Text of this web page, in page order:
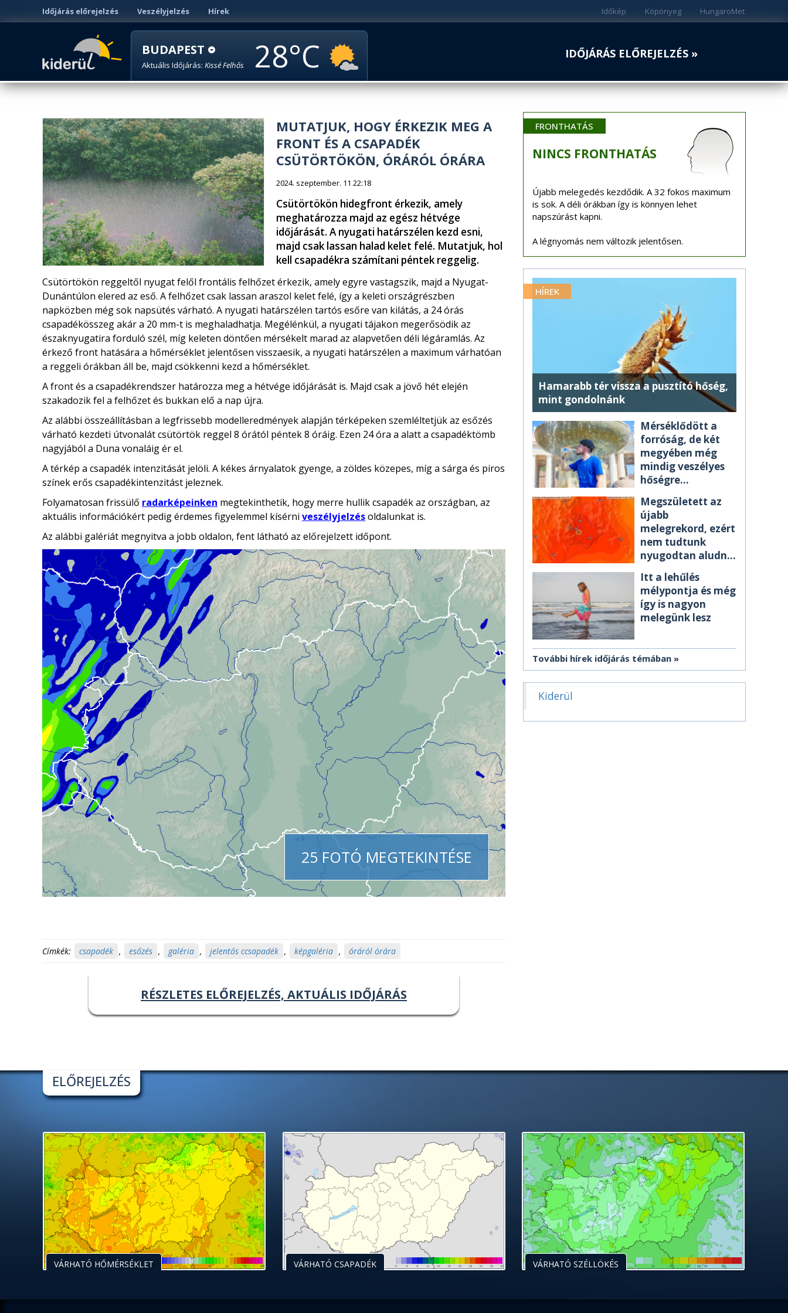
Időjárás előrejelzés Veszélyjelzés Hírek HungaroMet
Köpönyeg
Időkép
BUDAPEST
Aktuális Időjárás: Kissé Felhős 28 IDŐJÁRÁS ELŐREJELZÉS »
MUTATJUK, HOGY ÉRKEZIK MEG A
FRONT ÉS A CSAPADÉK
CSÜTÖRTÖKÖN, ÓRÁRÓL ÓRÁRA
2024. szeptember. 11 22:18
Csütörtökön hidegfront érkezik, amely
meghatározza majd az egész hétvége
időjárását. A nyugati határszélen kezd esni,
majd csak lassan halad kelet felé. Mutatjuk, hol
kell csapadékra számítani péntek reggelig.
Csütörtökön reggeltől nyugat felől frontális felhőzet érkezik, amely egyre vastagszik, majd a Nyugat-
Dunántúlon elered az eső. A felhőzet csak lassan araszol kelet felé, így a keleti országrészben
napközben még sok napsütés várható. A nyugati határszélen tartós esőre van kilátás, a 24 órás
csapadékösszeg akár a 20 mm-t is meghaladhatja. Megélénkül, a nyugati tájakon megerősödik az
északnyugatira forduló szél, míg keleten döntően mérsékelt marad az alapvetően déli légáramlás. Az
érkező front hatására a hőmérséklet jelentősen visszaesik, a nyugati határszélen a maximum várhatóan
a reggeli órákban áll be, majd csökkenni kezd a hőmérséklet.
A front és a csapadékrendszer határozza meg a hétvége időjárását is. Majd csak a jövő hét elején
szakadozik fel a felhőzet és bukkan elő a nap újra.
Az alábbi összeállításban a legfrissebb modelleredmények alapján térképeken szemléltetjük az esőzés
várható kezdeti útvonalát csütörtök reggel 8 órától péntek 8 óráig. Ezen 24 óra a alatt a csapadéktömb
nagyjából a Duna vonaláig ér el.
A térkép a csapadék intenzitását jelöli. A kékes árnyalatok gyenge, a zöldes közepes, míg a sárga és piros
színek erős csapadékintenzitást jeleznek.
Folyamatosan frissülő radarképeinken megtekinthetik, hogy merre hullik csapadék az országban, az
aktuális információkért pedig érdemes figyelemmel kísérni veszélyjelzésoldalunkat is.
Az alábbi galériát megnyitva a jobb oldalon, fent látható az előrejelzett időpont.
25 FOTÓ MEGTEKINTÉSE
Címkék: csapadék , esőzés , galéria , jelentős ccsapadék , képgaléria , óráról órára
RÉSZLETES ELŐREJELZÉS, AKTUÁLIS IDŐJÁRÁS
FRONTHATÁS
NINCS FRONTHATÁS
Újabb melegedés kezdődik. A 32 fokos maximum
is sok. A déli órákban így is könnyen lehet
napszúrást kapni.
A légnyomás nem változik jelentősen.
HÍREK
Hamarabb tér vissza a pusztító hőség,
mint gondolnánk
Mérséklődött a
forróság, de két
megyében még
mindig veszélyes
hőségre
Megszületett az
újabb
melegrekord, ezért
nem tudtunk
nyugodtan aludni
Itt a lehűlés
mélypontja és még
így is nagyon
melegünk lesz
További hírek időjárás témában
Kiderül
ELŐREJELZÉS
VÁRHATÓ HŐMÉRSÉKLET VÁRHATÓ CSAPADÉK VÁRHATÓ SZÉLLÖKÉS